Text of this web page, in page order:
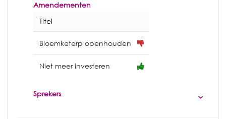
Amendementen
Titel
Bloemketerp openhouden
Niet meer investeren
Sprekers